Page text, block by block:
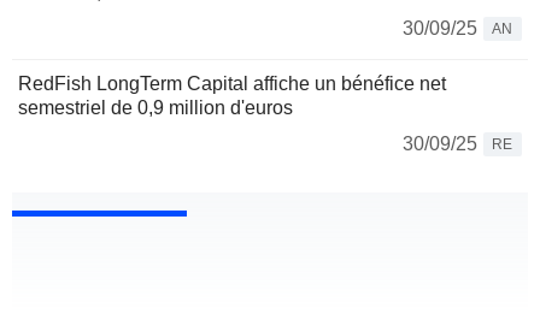
30/09/25
AN
RedFish LongTerm Capital affiche un bénéfice net
semestriel de 0,9 million d'euros
30/09/25
RE